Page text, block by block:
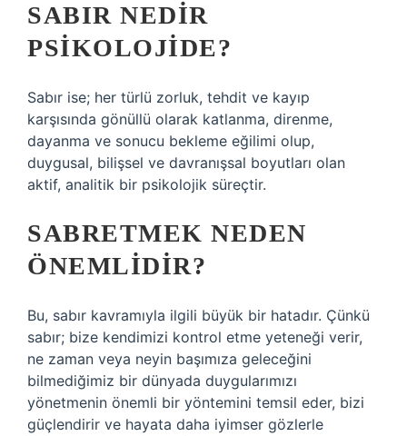
SABIR NEDIR
PSIKOLOJIDE?
Sabır ise; her türlü zorluk, tehdit ve kayıp
karşısında gönüllü olarak katlanma, direnme,
dayanma ve sonucu bekleme eğilimi olup,
duygusal, bilişsel ve davranışsal boyutları olan
aktif, analitik bir psikolojik süreçtir.
SABRETMEK NEDEN
ÖNEMLIDIR?
Bu, sabır kavramıyla ilgili büyük bir hatadır. Çünkü
sabır; bize kendimizi kontrol etme yeteneği verir,
ne zaman veya neyin başımıza geleceğini
bilmediğimiz bir dünyada duygularımızı
yönetmenin önemli bir yöntemini temsil eder, bizi
güçlendirir ve hayata daha iyimser gözlerle